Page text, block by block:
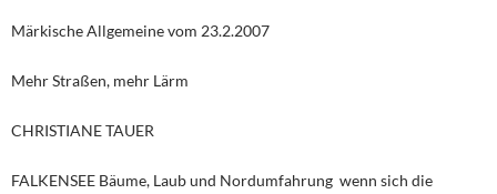
Märkische Allgemeine vom 23.2.2007
Mehr Straßen, mehr Lärm
CHRISTIANE TAUER
FALKENSEE Bäume, Laub und Nordumfahrung  wenn sich die